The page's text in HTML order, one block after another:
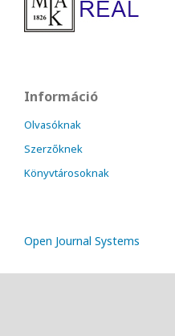
Információ
Olvasóknak
Szerzőknek
Könyvtárosoknak
Open Journal Systems